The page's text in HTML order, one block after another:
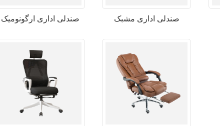
صندلی اداری ارگونومیک صندلی اداری مشبک